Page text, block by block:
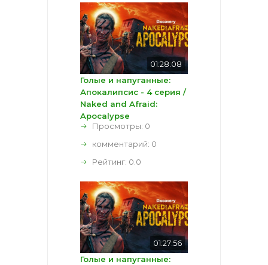
01:28:08
Голые и напуганные:
Апокалипсис - 4 серия /
Naked and Afraid:
Apocalypse
Просмотры: 0
комментарий: 0
Рейтинг: 0.0
01:27:56
Голые и напуганные: